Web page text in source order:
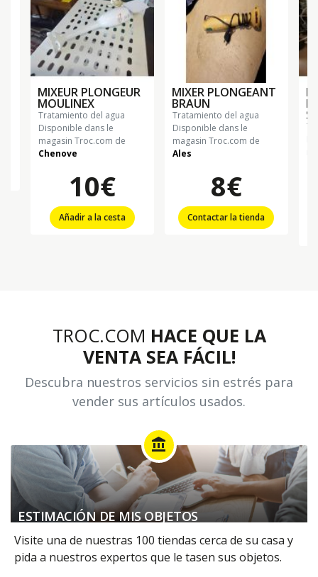
MIXEUR PLONGEUR
MOULINEX
tratamiento del agua
Disponible dans le
magasin Troc.com de
Chenove
10€
Añadir a la cesta
MIXER PLONGEANT
BRAUN
tratamiento del agua
Disponible dans le
magasin Troc.com de
Ales
8€
Contactar la tienda
TROC.COM HACE QUE LA
VENTA SEA FÁCIL!
Descubra nuestros servicios sin estrés para
vender sus artículos usados.
account_balance
ESTIMACIÓN DE MIS OBJETOS
Visite una de nuestras 100 tiendas cerca de su casa y
pida a nuestros expertos que le tasen sus objetos.